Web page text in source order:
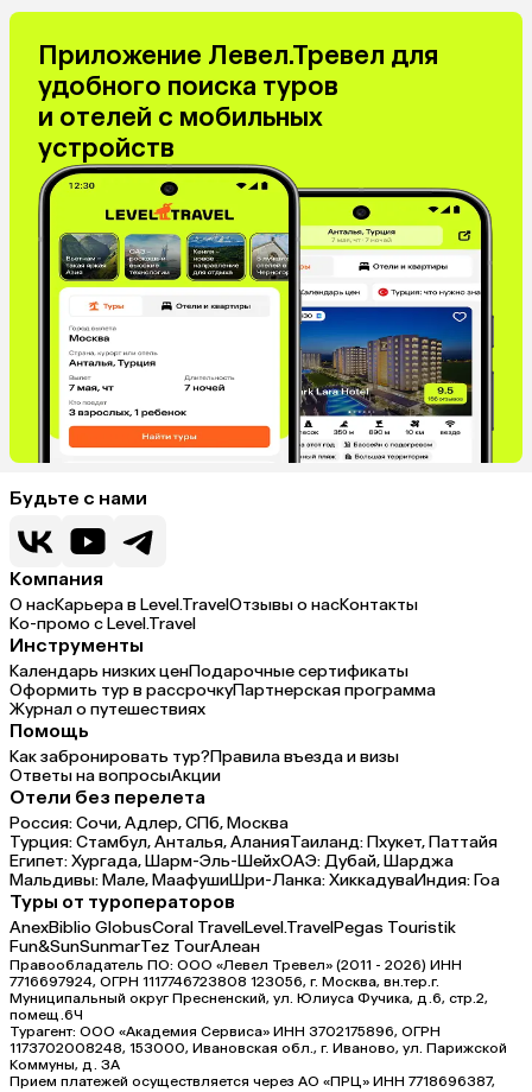
Приложение Левел.Тревел для
удобного поиска туров
и отелей с мобильных
устройств
Будьте с нами
Компания
О насКарьера в Level.TravelОтзывы о насКонтакты
Ко-промо с Level.Travel
Инструменты
Календарь низких ценПодарочные сертификаты
Оформить тур в рассрочкуПартнерская программа
Журнал о путешествиях
Помощь
Как забронировать тур?Правила въезда и визы
Ответы на вопросыАкции
Отели без перелета
Россия:Сочи,Адлер,СПб,Москва
Турция:Стамбул,Анталья,АланияТаиланд:Пхукет,Паттайя
Египет:Хургада,Шарм-Эль-ШейхОАЭ:Дубай,Шарджа
Мальдивы:Мале,МаафушиШри-Ланка:ХиккадуваИндия:Гоа
Туры от туроператоров
AnexBiblio GlobusCoral TravelLevel.TravelPegas Touristik
Fun&SunSunmarTez TourАлеан
Правообладатель ПО: ООО «Левел Тревел» (2011 - 2026) ИНН
7716697924, ОГРН 1117746723808 123056, г. Москва, вн.тер.г.
Муниципальный округ Пресненский, ул. Юлиуса Фучика, д.6, стр.2,
помещ.6Ч
Турагент: ООО «Академия Сервиса» ИНН 3702175896, ОГРН
1173702008248, 153000, Ивановская обл., г. Иваново, ул. Парижской
Коммуны, д. ЗА
Прием платежей осуществляется через АО «ПРЦ» ИНН 7718696387,